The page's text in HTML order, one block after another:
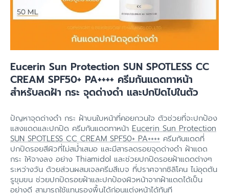
Eucerin Sun Protection SUN SPOTLESS CC
CREAM SPF50+ PA++++ ครีมกันแดดทาหน้า
สำหรับลดฝ้า กระ จุดด่างดำ และปกปิดไปในตัว
ปัญหาจุดด่างดำ กระ ฝ้าบนใบหน้าที่คอยกวนใจ ตัวช่วยที่จะปกป้อง
แสงแดดและปกปิด ครีมกันแดดทาหน้า Eucerin Sun Protection
SUN SPOTLESS CC CREAM SPF50+ PA++++ ครีมกันแดดที่
ปกปิดรอยสีผิวที่ไม่สม่ำเสมอ และมีสารลดรอยจุดด่างดำ ฝ้าแดด
กระ ให้จางลง อย่าง Thiamidol และช่วยปกปิดรอยฝ้าแดดต่างๆ
ระหว่างวัน ด้วยส่วนผสมเจลครีมสีเบจ ที่ปราศจากซิลิโคน ไม่อุดตัน
รูขุมขน ช่วยปกปิดรอยฝ้าและปกป้องผิวหน้าจากฝ้าแดดได้เป็น
อย่างดี สามารถใช้แทนรองพื้นได้ก่อนแต่งหน้าได้ทันที